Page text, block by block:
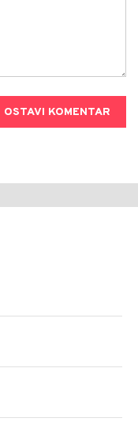
OSTAVI KOMENTAR